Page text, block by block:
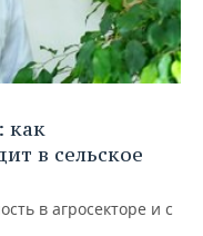
как
в сельское
в агросекторе и с